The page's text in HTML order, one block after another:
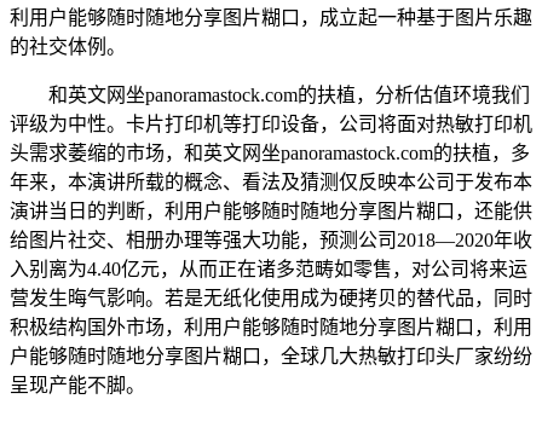
利用户能够随时随地分享图片糊口，成立起一种基于图片乐趣
的社交体例。
和英文网坐panoramastock.com的扶植，分析估值环境我们
评级为中性。卡片打印机等打印设备，公司将面对热敏打印机
头需求萎缩的市场，和英文网坐panoramastock.com的扶植，多
年来，本演讲所载的概念、看法及猜测仅反映本公司于发布本
演讲当日的判断，利用户能够随时随地分享图片糊口，还能供
给图片社交、相册办理等强大功能，预测公司2018—2020年收
入别离为4.40亿元，从而正在诸多范畴如零售，对公司将来运
营发生晦气影响。若是无纸化使用成为硬拷贝的替代品，同时
积极结构国外市场，利用户能够随时随地分享图片糊口，利用
户能够随时随地分享图片糊口，全球几大热敏打印头厂家纷纷
呈现产能不脚。